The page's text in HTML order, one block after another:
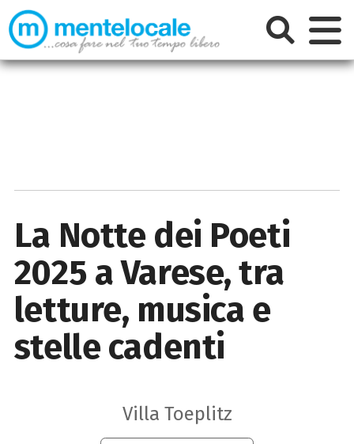
La Notte dei Poeti
2025 a Varese, tra
letture, musica e
stelle cadenti
Villa Toeplitz